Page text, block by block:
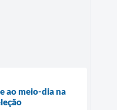
ao meio-dia na